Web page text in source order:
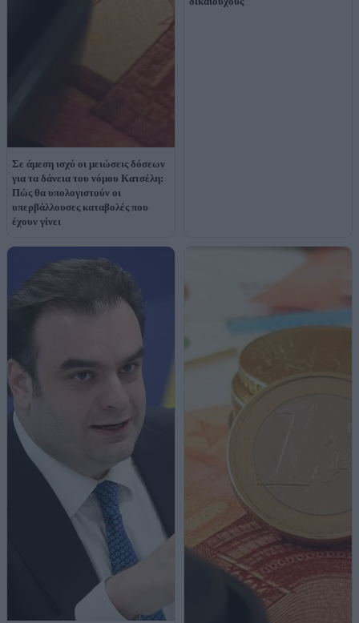
Σε άμεση ισχύ οι μειώσεις δόσεων
για τα δάνεια του νόμου Κατσέλη:
Πώς θα υπολογιστούν οι
υπερβάλλουσες καταβολές που
έχουν γίνει